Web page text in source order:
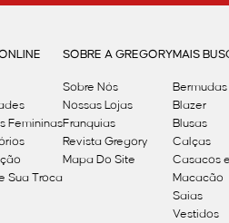
Femininas
Sua Troca
SOBRE A GREGORY
Sobre Nós
Nossas Lojas
Franquias
Revista Gregory
Mapa Do Site
MAIS
Bermudas
Blazer
Blusas
Calças
Casacos
Macacão
Saias
Vestidos